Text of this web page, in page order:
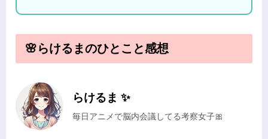
🌸らけるまのひとこと感想
らけるま ✨
毎日アニメで脳内会議してる考察女子🎀